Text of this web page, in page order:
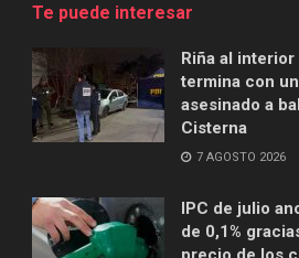
Te puede interesar
Riña al
termina con
asesinado a
Cisterna
7 AGOSTO 2026
IPC de julio
de 0,1%